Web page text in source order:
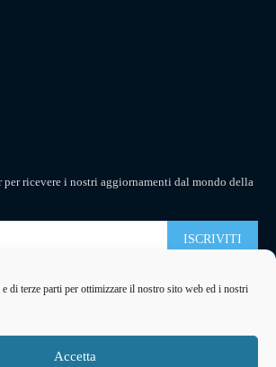
di terze parti per ottimizzare il nostro sito web ed i nostri
Accetta
ricevere i nostri aggiornamenti dal mondo della
ISCRIVITI